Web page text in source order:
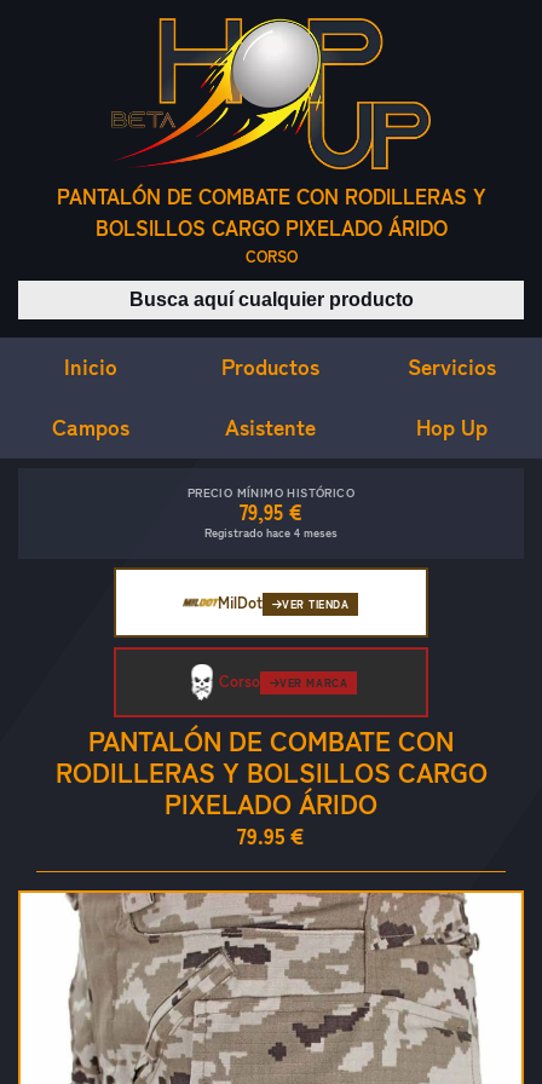
PANTALÓN DE COMBATE CON RODILLERAS Y
BOLSILLOS CARGO PIXELADO ÁRIDO
CORSO
Buscar productos
Inicio Productos Servicios
Campos Asistente Hop Up
PRECIO MÍNIMO HISTÓRICO
79,95 €
Registrado hace 4 meses
MilDot VER TIENDA
PANTALÓN DE COMBATE CON
RODILLERAS Y BOLSILLOS CARGO
PIXELADO ÁRIDO
79.95 €
Corso VER MARCA